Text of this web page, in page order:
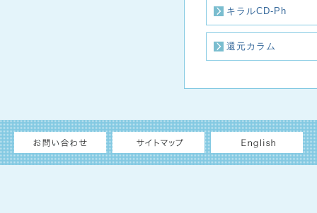
キラルCD-Ph
還元カラム